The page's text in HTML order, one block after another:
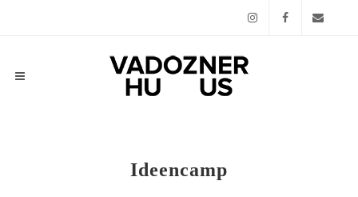
Instagram
Ideencamp